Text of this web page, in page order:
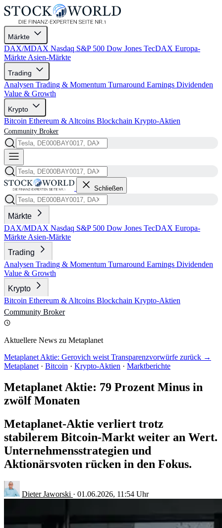
Märkte
DAX/MDAX Nasdaq S&P 500 Dow Jones TecDAX Europa-
Märkte Asien-Märkte
Trading
Analysen Trading & Momentum Turnaround Earnings Dividenden
Value & Growth
Krypto
Bitcoin Ethereum & Altcoins Blockchain Krypto-Aktien
Community Broker
Schließen
Märkte
DAX/MDAX Nasdaq S&P 500 Dow Jones TecDAX Europa-
Märkte Asien-Märkte
Trading
Analysen Trading & Momentum Turnaround Earnings Dividenden
Value & Growth
Krypto
Bitcoin Ethereum & Altcoins Blockchain Krypto-Aktien
Community Broker
Aktuellere News zu Metaplanet
Metaplanet Aktie: Gerovich weist Transparenzvorwürfe zurück →
Metaplanet · Bitcoin · Krypto-Aktien · Marktberichte
Metaplanet Aktie: 79 Prozent Minus in
zwölf Monaten
Metaplanet-Aktie verliert trotz
stabilerem Bitcoin-Markt weiter an Wert.
Unternehmensstrategien und
Aktionärsvoten rücken in den Fokus.
Dieter Jaworski · 01.06.2026, 11:54 Uhr